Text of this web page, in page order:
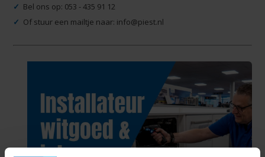
✓ Bel ons op: 053 - 435 91 12
✓ Of stuur een mailtje naar: info@piest.nl